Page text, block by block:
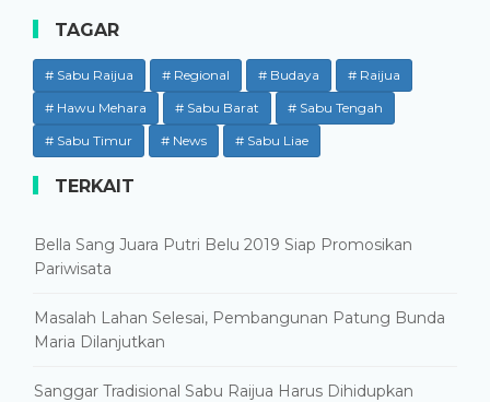
TAGAR
# Sabu Raijua # Regional # Budaya
# Raijua
# Hawu Mehara
# Sabu Barat
# Sabu Tengah
# Sabu Timur
# News # Sabu Liae
TERKAIT
Bella Sang Juara Putri Belu 2019 Siap Promosikan
Pariwisata
Masalah Lahan Selesai, Pembangunan Patung Bunda
Maria Dilanjutkan
Sanggar Tradisional Sabu Raijua Harus Dihidupkan